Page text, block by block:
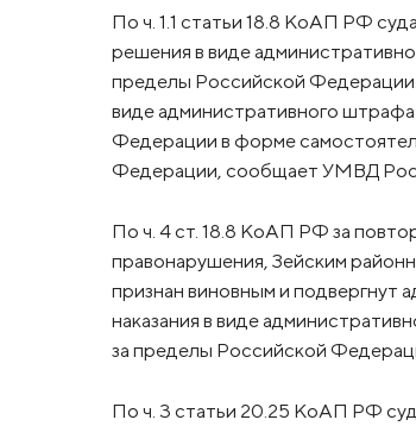
По ч. 1.1 статьи 18.8 КоАП РФ
решения в виде
пределы Российской
виде административного
Федерации в форме
Федерации, сообщает УМВД
По ч. 4 ст. 18.8 КоАП РФ за
правонарушения, Зейским
признан виновным и подвергнут
наказания в виде
за пределы Российской
По ч. 3 статьи 20.25 КоАП РФ